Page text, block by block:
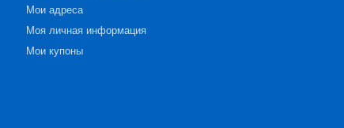
Мои адреса
Моя личная информация
Мои купоны